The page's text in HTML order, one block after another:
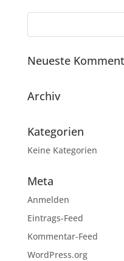
Neueste
Archiv
Kategorien
Keine Kategorien
Meta
Anmelden
Eintrags-Feed
Kommentar-Feed
WordPress.org